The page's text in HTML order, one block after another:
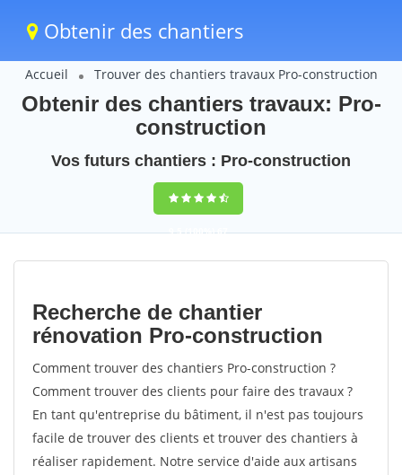
Obtenir des chantiers
Accueil Trouver des chantiers travaux Pro-construction
Obtenir des chantiers travaux: Pro-
construction
Vos futurs chantiers : Pro-construction
9,5(100%)67
votes
Recherche de chantier
rénovation Pro-construction
Comment trouver des chantiers Pro-construction ?
Comment trouver des clients pour faire des travaux ?
En tant qu'entreprise du bâtiment, il n'est pas toujours
facile de trouver des clients et trouver des chantiers à
réaliser rapidement. Notre service d'aide aux artisans